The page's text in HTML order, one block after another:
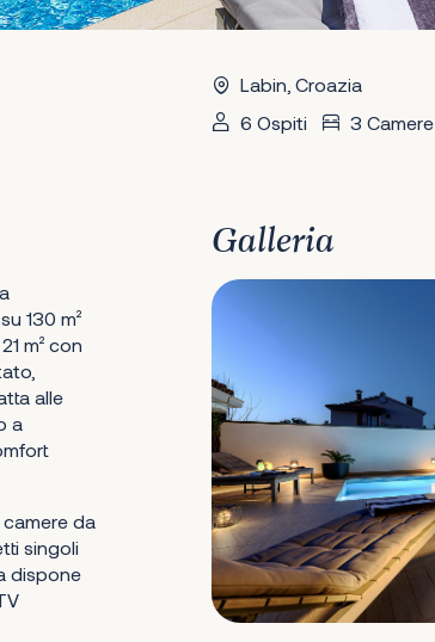
Labin, Croazia
6 Ospiti
3 Camere
130 m²
m² con
alle
a
da
singoli
dispone
Galleria